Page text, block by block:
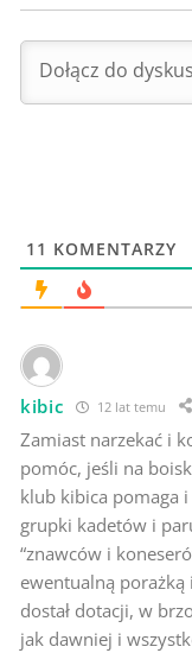
11 KOMENTARZY
kibic 12 lat temu
Zamiast narzekać i
pomóc, jeśli na
klub kibica pomaga
grupki kadetów i
“znawców i
ewentualną porażką
dostał dotacji, w
jak dawniej i